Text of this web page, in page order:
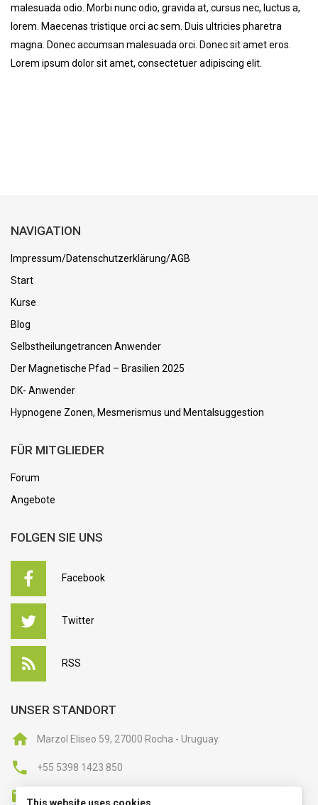
malesuada odio. Morbi nunc odio, gravida at, cursus nec, luctus a,
lorem. Maecenas tristique orci ac sem. Duis ultricies pharetra
magna. Donec accumsan malesuada orci. Donec sit amet eros.
Lorem ipsum dolor sit amet, consectetuer adipiscing elit.
NAVIGATION
Impressum/Datenschutzerklärung/AGB
Start
Kurse
Blog
Selbstheilungetrancen Anwender
Der Magnetische Pfad – Brasilien 2025
DK- Anwender
Hypnogene Zonen, Mesmerismus und Mentalsuggestion
FÜR MITGLIEDER
Forum
Angebote
FOLGEN SIE UNS
Facebook
Twitter
RSS
UNSER STANDORT
Marzol Eliseo 59, 27000 Rocha - Uruguay
+55 5398 1423 850